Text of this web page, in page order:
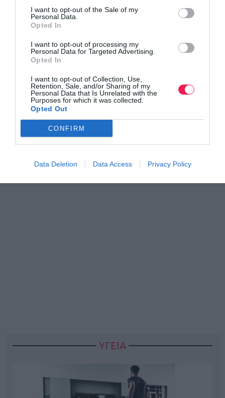
I want to opt-out of the Sale of my
Personal Data.
Opted In
I want to opt-out of processing my
Personal Data for Targeted Advertising.
Opted In
I want to opt-out of Collection, Use,
Retention, Sale, and/or Sharing of my
Personal Data that Is Unrelated with the
Purposes for which it was collected.
Opted Out
CONFIRM
Data Deletion Data Access Privacy Policy
ΥΓΕΙΑ